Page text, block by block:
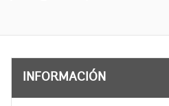
INFORMACIÓN